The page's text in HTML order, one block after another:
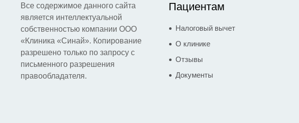
Все содержимое данного сайта
является интеллектуальной
собственностью компании ООО
«Клиника «Синай». Копирование
разрешено только по запросу с
письменного разрешения
правообладателя.
Пациентам
Налоговый вычет
О клинике
Отзывы
Документы